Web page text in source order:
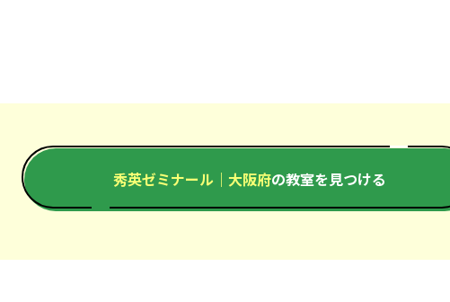
秀英ゼミナール｜大阪府の教室を見つける